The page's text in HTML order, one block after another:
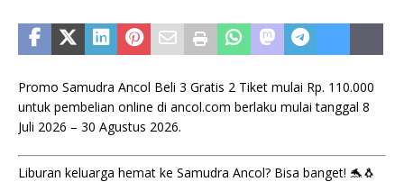
Promo Samudra Ancol Beli 3 Gratis 2 Tiket mulai Rp. 110.000
untuk pembelian online di ancol.com berlaku mulai tanggal 8
Juli 2026 – 30 Agustus 2026.
Liburan keluarga hemat ke Samudra Ancol? Bisa banget! 🐬🐧